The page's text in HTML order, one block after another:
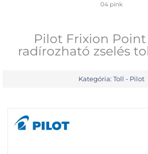
04 pink
Pilot Frixion
radírozható zselés
Kategória: Toll - Pilot